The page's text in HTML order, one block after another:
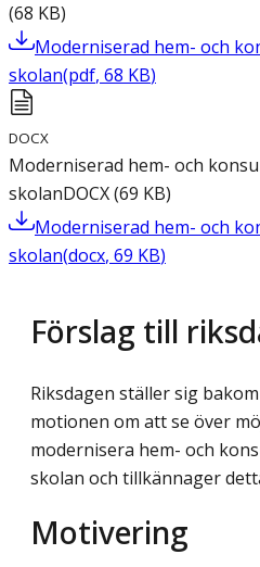
(68 KB)
Moderniserad hem- och
skolan(pdf, 68 KB)
DOCX
Moderniserad hem- och
skolanDOCX(69 KB)
Moderniserad hem- och
skolan(docx, 69 KB)
Förslag till
Riksdagen ställer sig
motionen om att se över
modernisera hem- och
skolan och tillkännager
Motivering